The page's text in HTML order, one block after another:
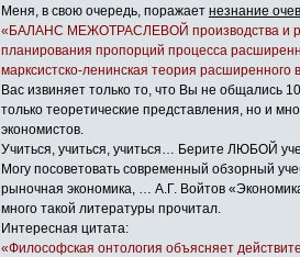
Меня, в свою очередь, поражает незнание
«БАЛАНС МЕЖОТРАСЛЕВОЙ производства и
планирования пропорций процесса
марксистско-ленинская теория расширенного
Вас извиняет только то, что Вы не общались
только теоретические представления, но и
экономистов.
Учиться, учиться, учиться… Берите ЛЮБОЙ
Могу посоветовать современный обзорный
рыночная экономика, … А.Г. Войтов
много такой литературы прочитал.
Интересная цитата:
«Философская онтология объясняет